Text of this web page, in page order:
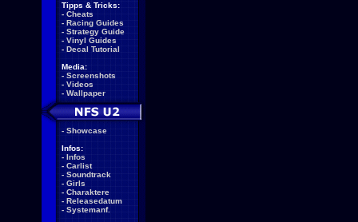
Tipps & Tricks:
- Cheats
- Racing Guides
- Strategy Guide
- Vinyl Guides
- Decal Tutorial
Media:
- Screenshots
- Videos
- Wallpaper
- Showcase
Infos:
- Infos
- Carlist
- Soundtrack
- Girls
- Charaktere
- Releasedatum
- Systemanf.